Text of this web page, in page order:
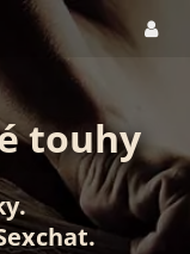
touhy
.
.